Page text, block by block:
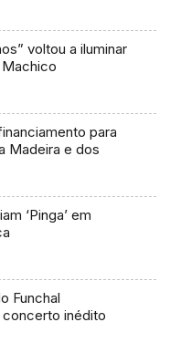
voltou a iluminar
para
Madeira e dos
‘Pinga’ em
Funchal
inédito